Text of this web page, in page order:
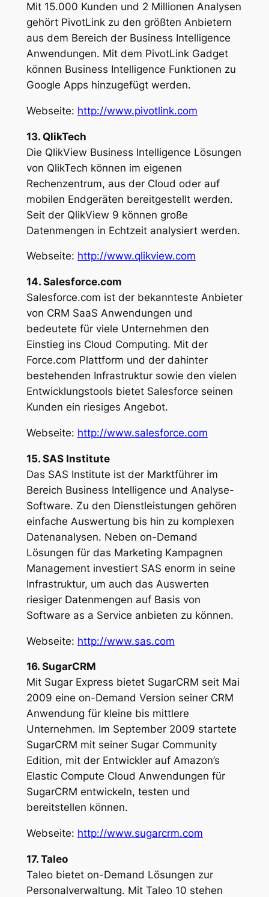
Mit 15.000 Kunden und 2 Millionen Analysen
gehört PivotLink zu den größten Anbietern
aus dem Bereich der Business Intelligence
Anwendungen. Mit dem PivotLink Gadget
können Business Intelligence Funktionen zu
Google Apps hinzugefügt werden.
Webseite: http://www.pivotlink.com
13. QlikTech
Die QlikView Business Intelligence Lösungen
von QlikTech können im eigenen
Rechenzentrum, aus der Cloud oder auf
mobilen Endgeräten bereitgestellt werden.
Seit der QlikView 9 können große
Datenmengen in Echtzeit analysiert werden.
Webseite: http://www.qlikview.com
14. Salesforce.com
Salesforce.com ist der bekannteste Anbieter
von CRM SaaS Anwendungen und
bedeutete für viele Unternehmen den
Einstieg ins Cloud Computing. Mit der
Force.com Plattform und der dahinter
bestehenden Infrastruktur sowie den vielen
Entwicklungstools bietet Salesforce seinen
Kunden ein riesiges Angebot.
Webseite: http://www.salesforce.com
15. SAS Institute
Das SAS Institute ist der Marktführer im
Bereich Business Intelligence und Analyse-
Software. Zu den Dienstleistungen gehören
einfache Auswertung bis hin zu komplexen
Datenanalysen. Neben on-Demand
Lösungen für das Marketing Kampagnen
Management investiert SAS enorm in seine
Infrastruktur, um auch das Auswerten
riesiger Datenmengen auf Basis von
Software as a Service anbieten zu können.
Webseite: http://www.sas.com
16. SugarCRM
Mit Sugar Express bietet SugarCRM seit Mai
2009 eine on-Demand Version seiner CRM
Anwendung für kleine bis mittlere
Unternehmen. Im September 2009 startete
SugarCRM mit seiner Sugar Community
Edition, mit der Entwickler auf Amazon’s
Elastic Compute Cloud Anwendungen für
SugarCRM entwickeln, testen und
bereitstellen können.
Webseite: http://www.sugarcrm.com
17. Taleo
Taleo bietet on-Demand Lösungen zur
Personalverwaltung. Mit Taleo 10 stehen